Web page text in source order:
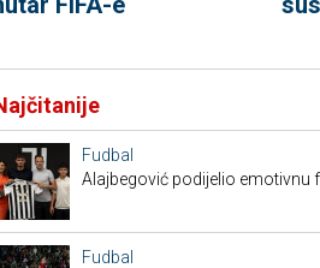
Fudbal
Alajbegović podijelio emotivnu
Fudbal